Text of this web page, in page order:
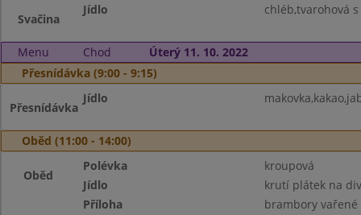
Svačina
Jídlo chléb,tvarohová
Menu Chod
Úterý 11. 10. 2022
Přesnídávka (9:00 - 9:15)
Přesnídávka
Jídlo
Oběd (11:00 - 14:00)
Oběd
Polévka
kroupová
Jídlo
krutí plátek na
Příloha
brambory vařené